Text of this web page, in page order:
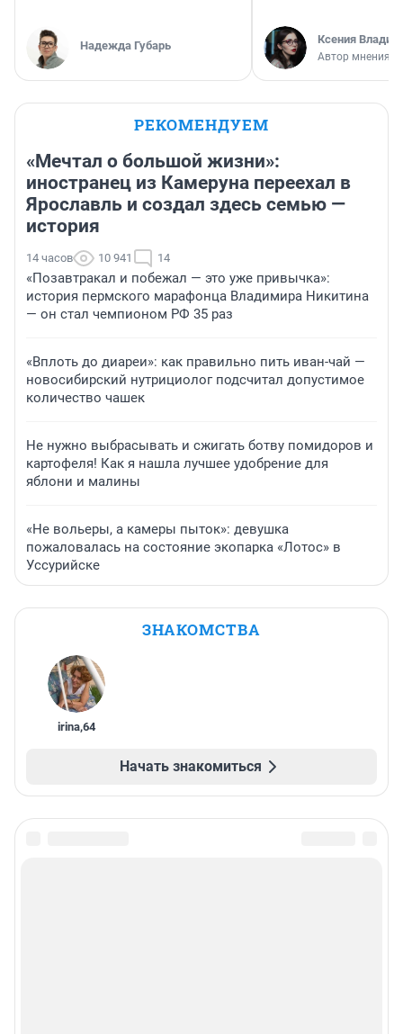
Надежда Губарь Ксения
Автор мнения
РЕКОМЕНДУЕМ
«Мечтал о большой жизни»:
иностранец из Камеруна переехал в
Ярославль и создал здесь семью —
история
14 часов 10 941 14
«Позавтракал и побежал — это уже привычка»:
история пермского марафонца Владимира Никитина
— он стал чемпионом РФ 35 раз
«Вплоть до диареи»: как правильно пить иван-чай —
новосибирский нутрициолог подсчитал допустимое
количество чашек
Не нужно выбрасывать и сжигать ботву помидоров и
картофеля! Как я нашла лучшее удобрение для
яблони и малины
«Не вольеры, а камеры пыток»: девушка
пожаловалась на состояние экопарка «Лотос» в
Уссурийске
ЗНАКОМСТВА
irina,64
Начать знакомиться